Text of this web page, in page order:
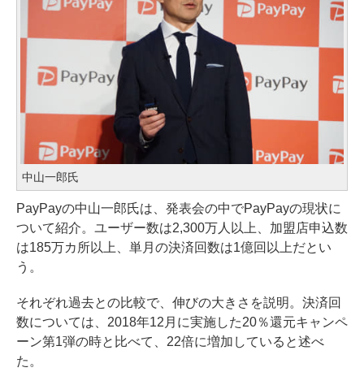
中山一郎氏
PayPayの中山一郎氏は、発表会の中でPayPayの現状に
ついて紹介。ユーザー数は2,300万人以上、加盟店申込数
は185万カ所以上、単月の決済回数は1億回以上だとい
う。
それぞれ過去との比較で、伸びの大きさを説明。決済回
数については、2018年12月に実施した20％還元キャンペ
ーン第1弾の時と比べて、22倍に増加していると述べ
た。